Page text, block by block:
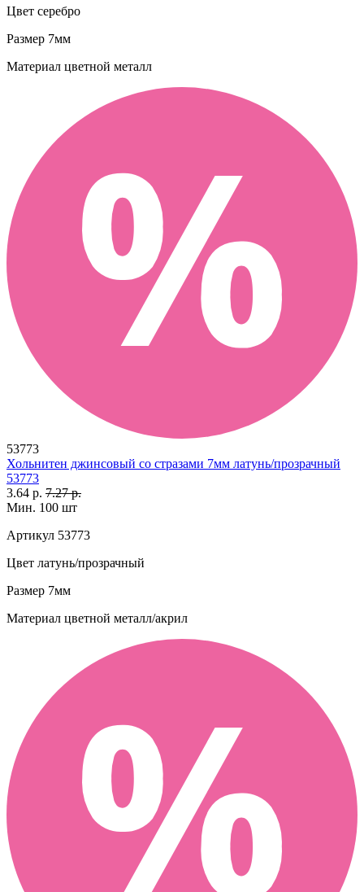
Цвет серебро
Размер 7мм
Материал цветной металл
53773
Хольнитен джинсовый со стразами 7мм латунь/прозрачный
53773
3.64 р. 7.27 р.
Мин. 100 шт
Артикул 53773
Цвет латунь/прозрачный
Размер 7мм
Материал цветной металл/акрил